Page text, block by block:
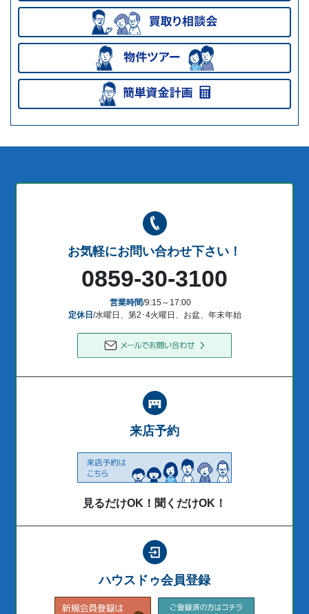
お気軽にお問い合わせ下さい！
0859-30-3100
営業時間/9:15～17:00
定休日 /水曜日、第2･4火曜日、お盆、年末年始
来店予約
見るだけOK！聞くだけOK！
ハウスドゥ会員登録